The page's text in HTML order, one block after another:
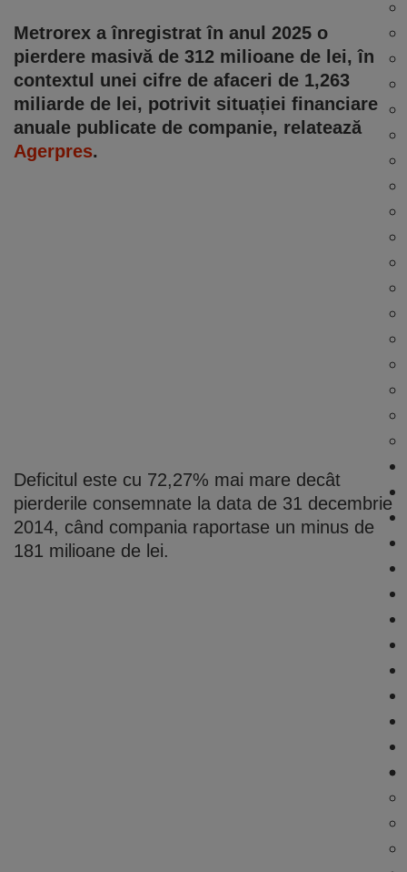
Metrorex a înregistrat în anul 2025 o
pierdere masivă de 312 milioane de lei, în
contextul unei cifre de afaceri de 1,263
miliarde de lei, potrivit situației financiare
anuale publicate de companie, relatează
Agerpres.
Deficitul este cu 72,27% mai mare decât
pierderile consemnate la data de 31 decembrie
2014, când compania raportase un minus de
181 milioane de lei.